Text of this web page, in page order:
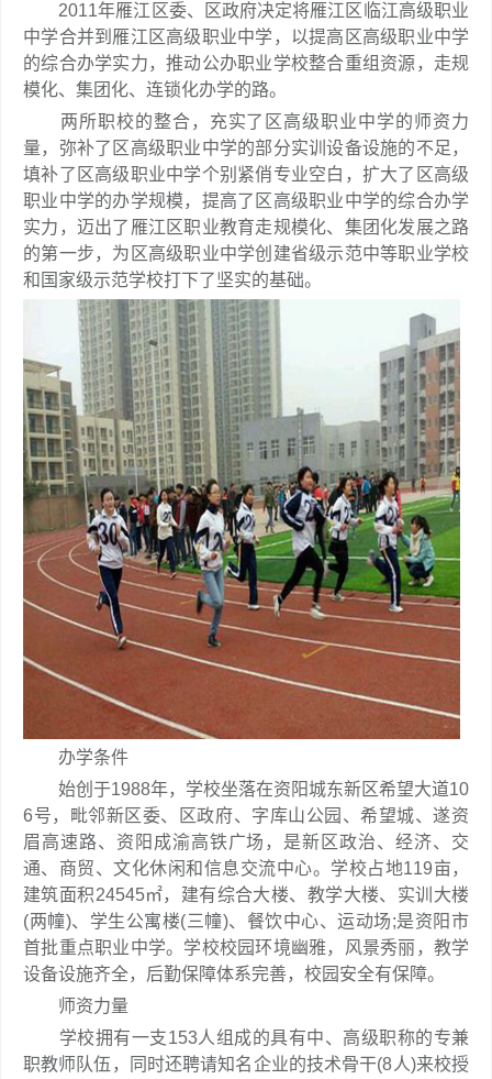
2011年雁江区委、区政府决定将雁江区临江高级职业
中学合并到雁江区高级职业中学，以提高区高级职业中学
的综合办学实力，推动公办职业学校整合重组资源，走规
模化、集团化、连锁化办学的路。
两所职校的整合，充实了区高级职业中学的师资力
量，弥补了区高级职业中学的部分实训设备设施的不足，
填补了区高级职业中学个别紧俏专业空白，扩大了区高级
职业中学的办学规模，提高了区高级职业中学的综合办学
实力，迈出了雁江区职业教育走规模化、集团化发展之路
的第一步，为区高级职业中学创建省级示范中等职业学校
和国家级示范学校打下了坚实的基础。
办学条件
始创于1988年，学校坐落在资阳城东新区希望大道10
6号，毗邻新区委、区政府、字库山公园、希望城、遂资
眉高速路、资阳成渝高铁广场，是新区政治、经济、交
通、商贸、文化休闲和信息交流中心。学校占地119亩，
建筑面积24545㎡，建有综合大楼、教学大楼、实训大楼
(两幢)、学生公寓楼(三幢)、餐饮中心、运动场;是资阳市
首批重点职业中学。学校校园环境幽雅，风景秀丽，教学
设备设施齐全，后勤保障体系完善，校园安全有保障。
师资力量
学校拥有一支153人组成的具有中、高级职称的专兼
职教师队伍，同时还聘请知名企业的技术骨干(8人)来校授